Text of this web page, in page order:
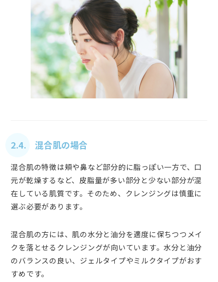
2.4. 混合肌の場合
混合肌の特徴は頬や鼻など部分的に脂っぽい一方で、口
元が乾燥するなど、皮脂量が多い部分と少ない部分が混
在している肌質です。そのため、クレンジングは慎重に
選ぶ必要があります。
混合肌の方には、肌の水分と油分を適度に保ちつつメイ
クを落とせるクレンジングが向いています。水分と油分
のバランスの良い、ジェルタイプやミルクタイプがおす
すめです。